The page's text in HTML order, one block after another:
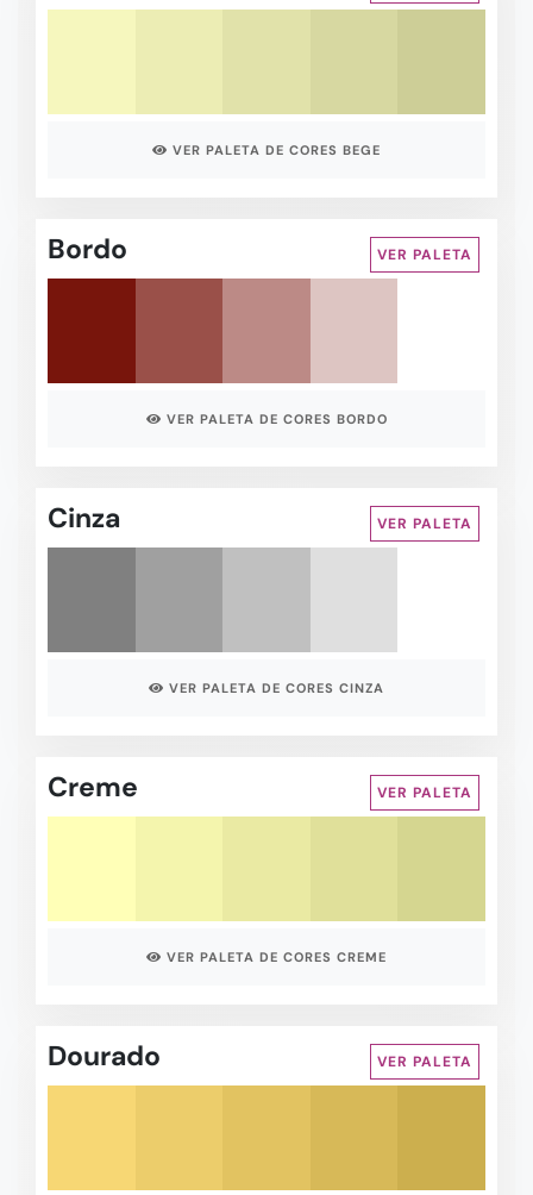
VER PALETA DE CORES BEGE
Bordo VER PALETA
VER PALETA DE CORES BORDO
Cinza VER PALETA
VER PALETA DE CORES CINZA
Creme VER PALETA
VER PALETA DE CORES CREME
Dourado VER PALETA